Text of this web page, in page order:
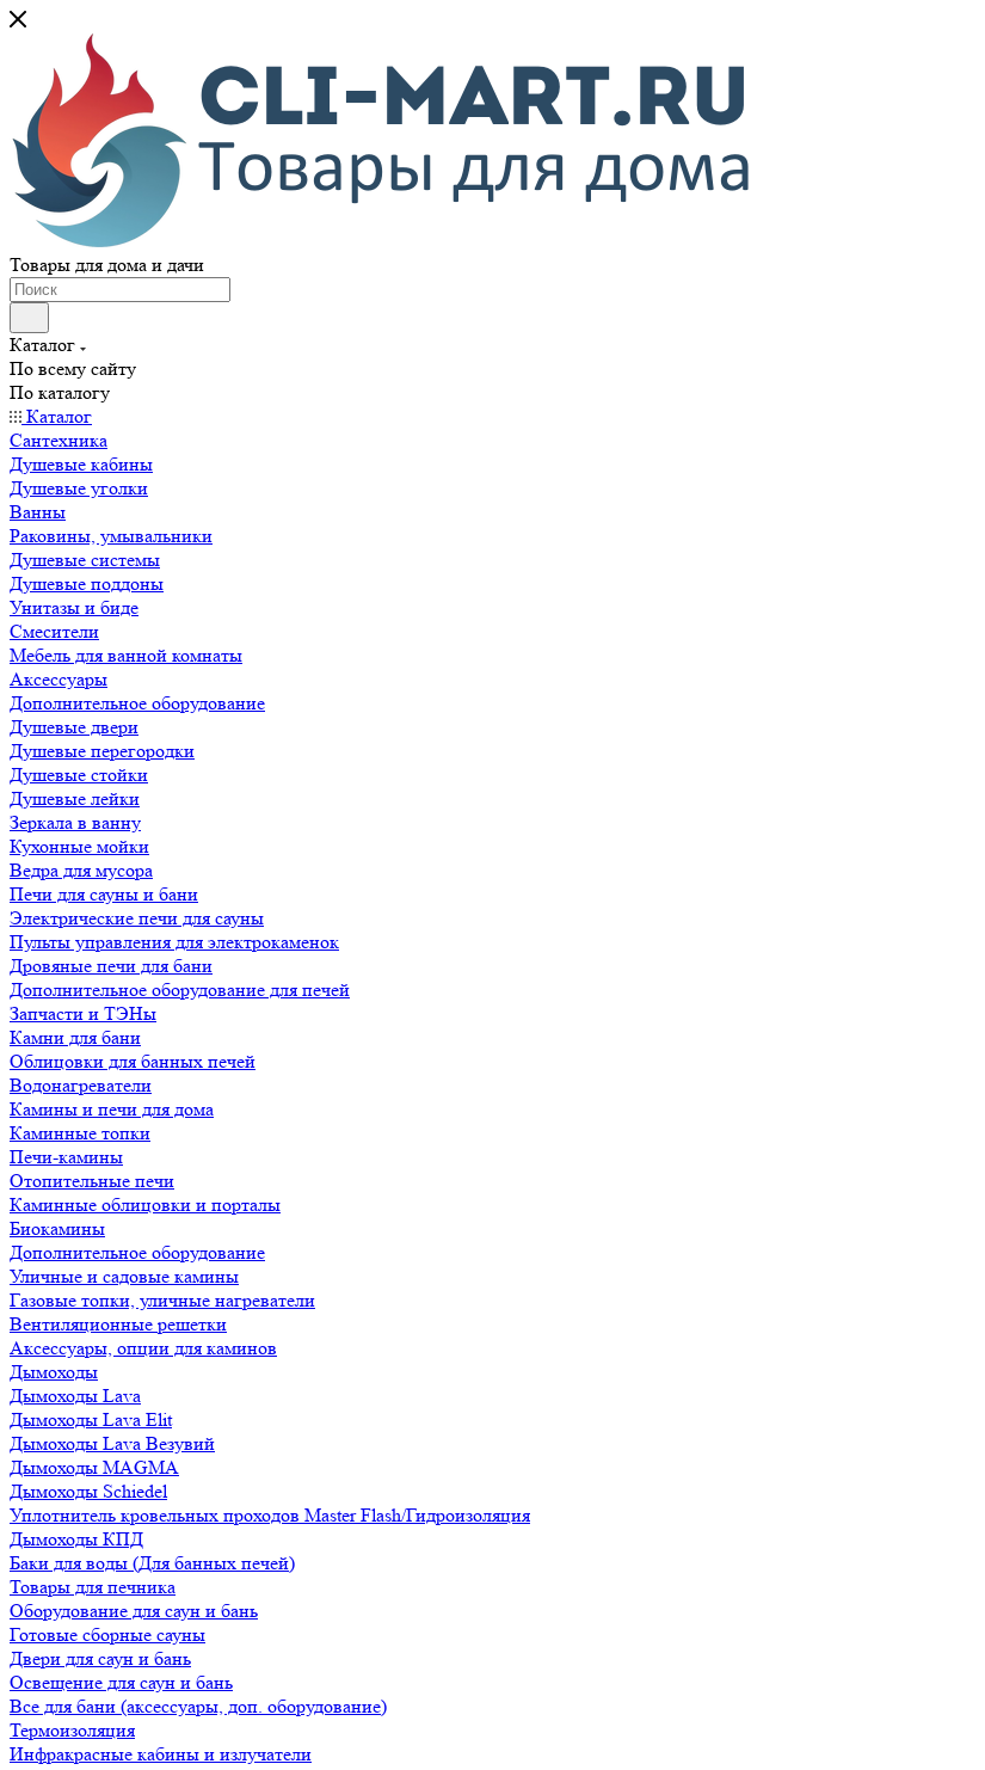
Товары для дома и дачи
Каталог
По всему сайту
По каталогу
Каталог
Сантехника
Душевые кабины
Душевые уголки
Ванны
Раковины, умывальники
Душевые системы
Душевые поддоны
Унитазы и биде
Смесители
Мебель для ванной комнаты
Аксессуары
Дополнительное оборудование
Душевые двери
Душевые перегородки
Душевые стойки
Душевые лейки
Зеркала в ванну
Кухонные мойки
Ведра для мусора
Печи для сауны и бани
Электрические печи для сауны
Пульты управления для электрокаменок
Дровяные печи для бани
Дополнительное оборудование для печей
Запчасти и ТЭНы
Камни для бани
Облицовки для банных печей
Водонагреватели
Камины и печи для дома
Каминные топки
Печи-камины
Отопительные печи
Каминные облицовки и порталы
Биокамины
Дополнительное оборудование
Уличные и садовые камины
Газовые топки, уличные нагреватели
Вентиляционные решетки
Аксессуары, опции для каминов
Дымоходы
Дымоходы Lava
Дымоходы Lava Elit
Дымоходы Lava Везувий
Дымоходы MAGMA
Дымоходы Schiedel
Уплотнитель кровельных проходов Master Flash/Гидроизоляция
Дымоходы КПД
Баки для воды (Для банных печей)
Товары для печника
Оборудование для саун и бань
Готовые сборные сауны
Двери для саун и бань
Освещение для саун и бань
Все для бани (аксессуары, доп. оборудование)
Термоизоляция
Инфракрасные кабины и излучатели